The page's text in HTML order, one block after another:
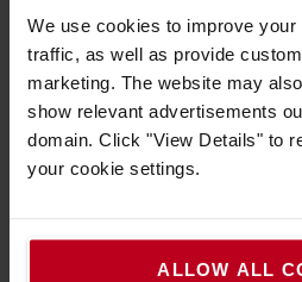
We use cookies to improve
traffic, as well as provide
marketing. The website may
show relevant advertisements
domain. Click "View Details" to
your cookie settings.
ALLOW ALL
FAQ
manutention pour